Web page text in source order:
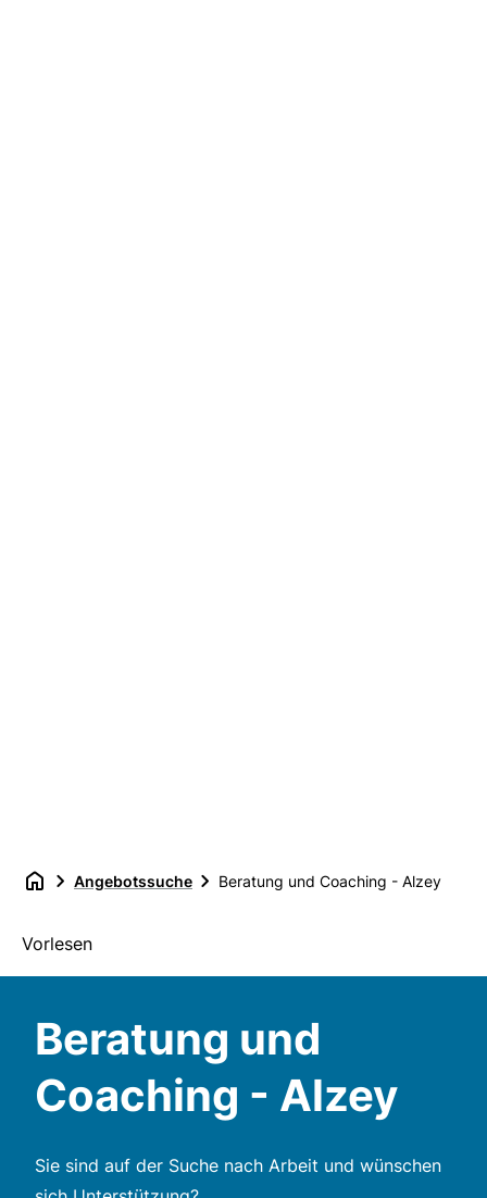
Angebotssuche Beratung und Coaching - Alzey
Vorlesen
Beratung und
Coaching - Alzey
Sie sind auf der Suche nach Arbeit und wünschen